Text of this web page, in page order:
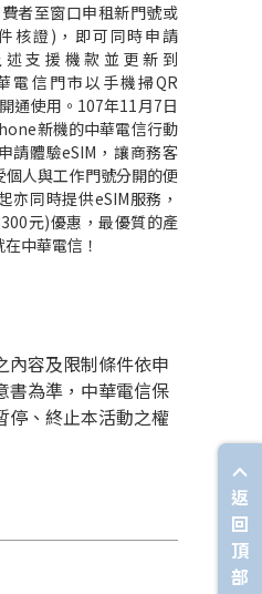
者至窗口申租新門號或
核證) ，即可同時申請
述支援機款並更新到
電信門市以手機掃QR
通使用。 107年11月7日
新機的中華電信行動
請體驗eSIM ，讓商務客
人與工作門號分開的便
亦同時提供eSIM服務，
300元)優惠，最優質的產
中華電信！
內容及限制條件依申
書為準，中華電信保
停、終止本活動之權
返
回
頂
部